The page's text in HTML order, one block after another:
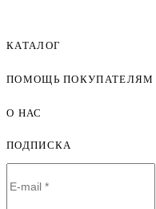
КАТАЛОГ
Женская одежда оптом
Мужская одежда оптом
ПОМОЩЬ ПОКУПАТЕЛЯМ
Оплата и доставка
Договор-оферта
Условия сотрудничества
О НАС
ПОДПИСКА